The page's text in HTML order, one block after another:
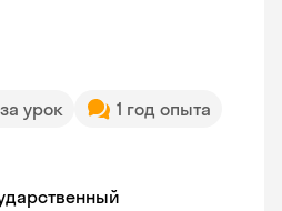
урок
1 год опыта